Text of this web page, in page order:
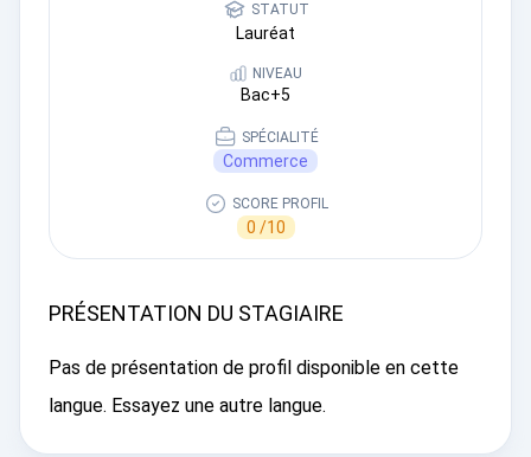
STATUT
Lauréat
NIVEAU
Bac+5
SPÉCIALITÉ
Commerce
SCORE PROFIL
0 /10
PRÉSENTATION DU STAGIAIRE
Pas de présentation de profil disponible en cette
langue. Essayez une autre langue.